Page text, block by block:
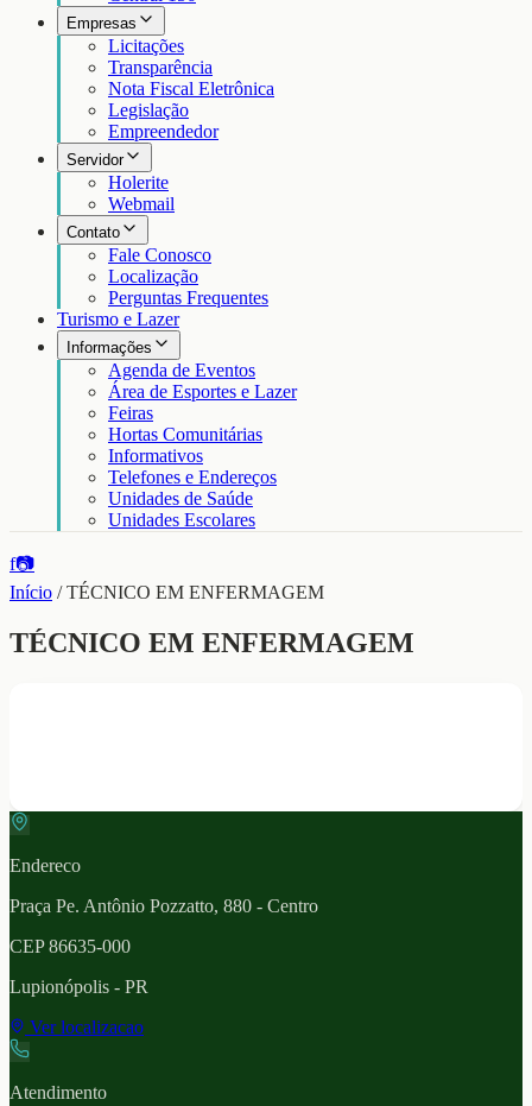
Empresas
Licitações
Transparência
Nota Fiscal Eletrônica
Legislação
Empreendedor
Servidor
Holerite
Webmail
Contato
Fale Conosco
Localização
Perguntas Frequentes
Turismo e Lazer
Informações
Agenda de Eventos
Área de Esportes e Lazer
Feiras
Hortas Comunitárias
Informativos
Telefones e Endereços
Unidades de Saúde
Unidades Escolares
f📷
Início /TÉCNICO EM ENFERMAGEM
TÉCNICO EM ENFERMAGEM
Endereco
Praça Pe. Antônio Pozzatto, 880 - Centro
CEP86635-000
Lupionópolis - PR
Ver localizacao
Atendimento